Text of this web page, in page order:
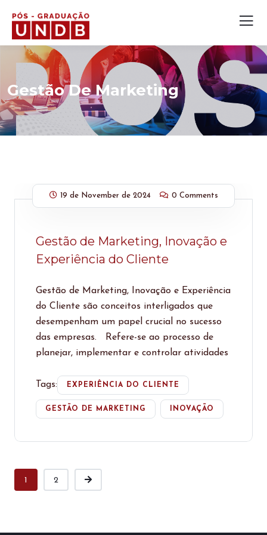
Gestão De Marketing
19 de November de 2024 0 Comments
Gestão de Marketing, Inovação e
Experiência do Cliente
Gestão de Marketing, Inovação e Experiência
do Cliente são conceitos interligados que
desempenham um papel crucial no sucesso
das empresas. Refere-se ao processo de
planejar, implementar e controlar atividades
Tags: EXPERIÊNCIA DO CLIENTE
GESTÃO DE MARKETING INOVAÇÃO
1 2